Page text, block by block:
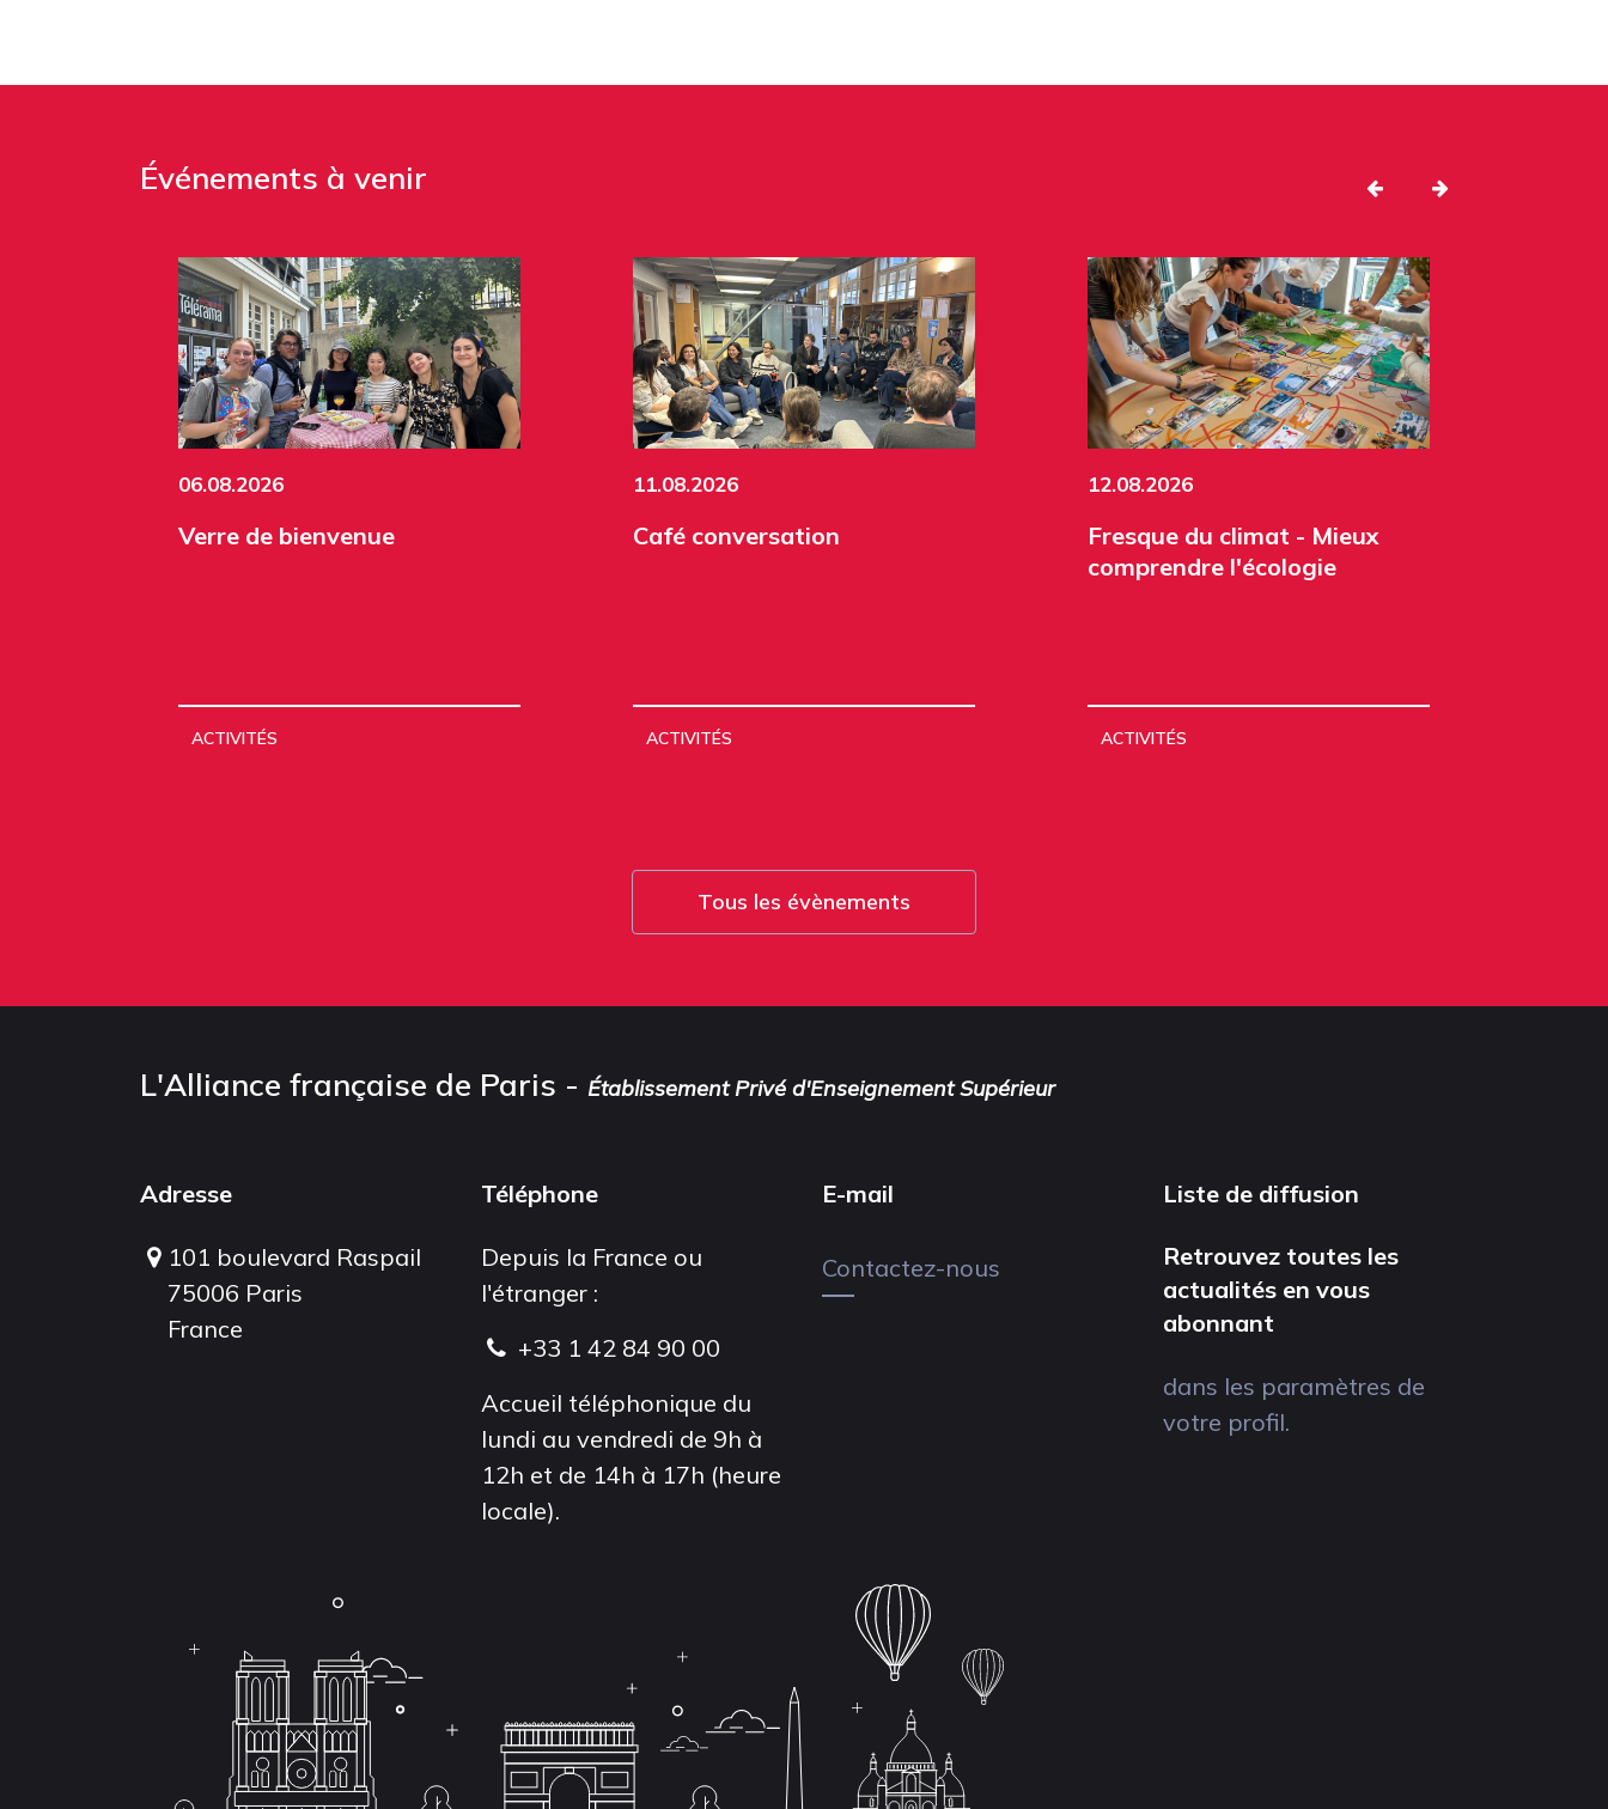
Événements à venir
06.08.2026
Verre de bienvenue
ACTIVITÉS
11.08.2026
Café conversation
ACTIVITÉS
12.08.2026
Fresque du climat - Mieux
comprendre l'écologie
ACTIVITÉS
Tous les évènements
L'Alliance française de Paris - Établissement Privé d'Enseignement Supérieur
Adresse
101 boulevard Raspail
75006 Paris
France
Téléphone
Depuis la France ou
l'étranger :
+33 1 42 84 90 00
Accueil téléphonique du
lundi au vendredi de 9h à
12h et de 14h à 17h (heure
locale).
E-mail
Contactez-nous
Liste de diffusion
Retrouvez toutes les
actualités en vous
abonnant
dans les paramètres de
votre profil.